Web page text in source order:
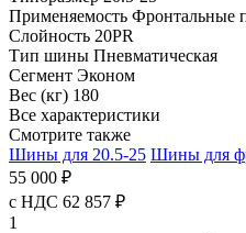
Применяемость Фронтальные
Слойность 20PR
Тип шины Пневматическая
Сегмент Эконом
Вес (кг) 180
Все характеристики
Смотрите также
Шины для 20.5-25 Шины для
55 000 ₽
с НДС 62 857 ₽
1